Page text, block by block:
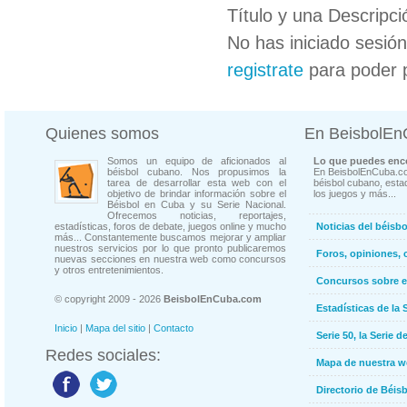
Título y una
No has iniciado
registrate para poder
Quienes somos
Somos un equipo de aficionados al
béisbol cubano. Nos propusimos la
tarea de desarrollar esta web con el
objetivo de brindar información sobre el
Béisbol en Cuba y su Serie Nacional.
Ofrecemos noticias, reportajes,
estadísticas, foros de debate, juegos online y mucho
más... Constantemente buscamos mejorar y ampliar
nuestros servicios por lo que pronto publicaremos
nuevas secciones en nuestra web como concursos
y otros entretenimientos.
© copyright 2009 - 2026 BeisbolEnCuba.com
Inicio | Mapa del sitio | Contacto
Redes sociales:
En
Lo que puedes
En
béisbol cubano,
los juegos y más...
Noticias del
Foros, opiniones,
Concursos sobre
Estadísticas de la
Serie 50, la Serie
Mapa de nuestra
Directorio de